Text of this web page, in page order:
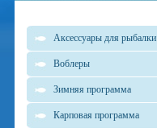
Аксессуары для рыбалки
Воблеры
Зимняя программа
Карповая программа